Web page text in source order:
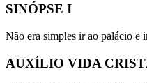
SINÓPSE I
Não era simples ir ao palácio e
AUXÍLIO VIDA